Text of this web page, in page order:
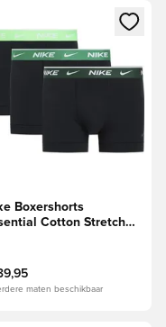
een venster om in te
Boxershorts
Cotton Stretch
maten beschikbaar